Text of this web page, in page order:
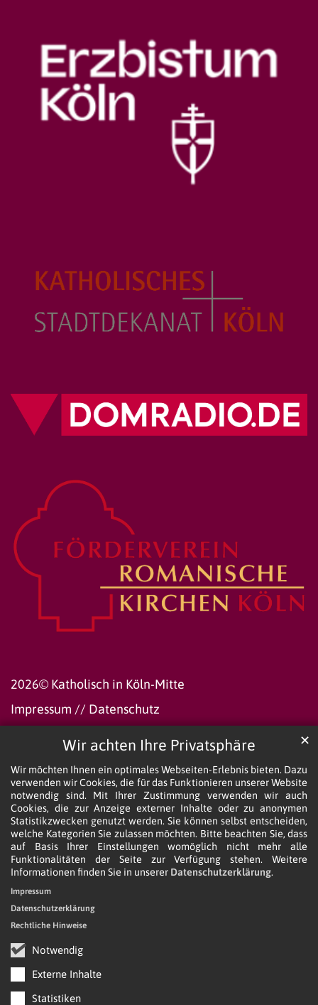
Wir achten Ihre Privatsphäre
Wir möchten Ihnen ein optimales Webseiten-Erlebnis bieten. Dazu
verwenden wir Cookies, die für das Funktionieren unserer Website
notwendig sind. Mit Ihrer Zustimmung verwenden wir auch
Cookies, die zur Anzeige externer Inhalte oder zu anonymen
Statistikzwecken genutzt werden. Sie können selbst entscheiden,
welche Kategorien Sie zulassen möchten. Bitte beachten Sie, dass
auf Basis Ihrer Einstellungen womöglich nicht mehr alle
Funktionalitäten der Seite zur Verfügung stehen. Weitere
Informationen finden Sie in unserer Datenschutzerklärung.
Notwendig
Externe Inhalte
Statistiken
✕
Impressum
Datenschutzerklärung
Rechtliche Hinweise
2026© Katholisch in Köln-Mitte
Impressum // Datenschutz